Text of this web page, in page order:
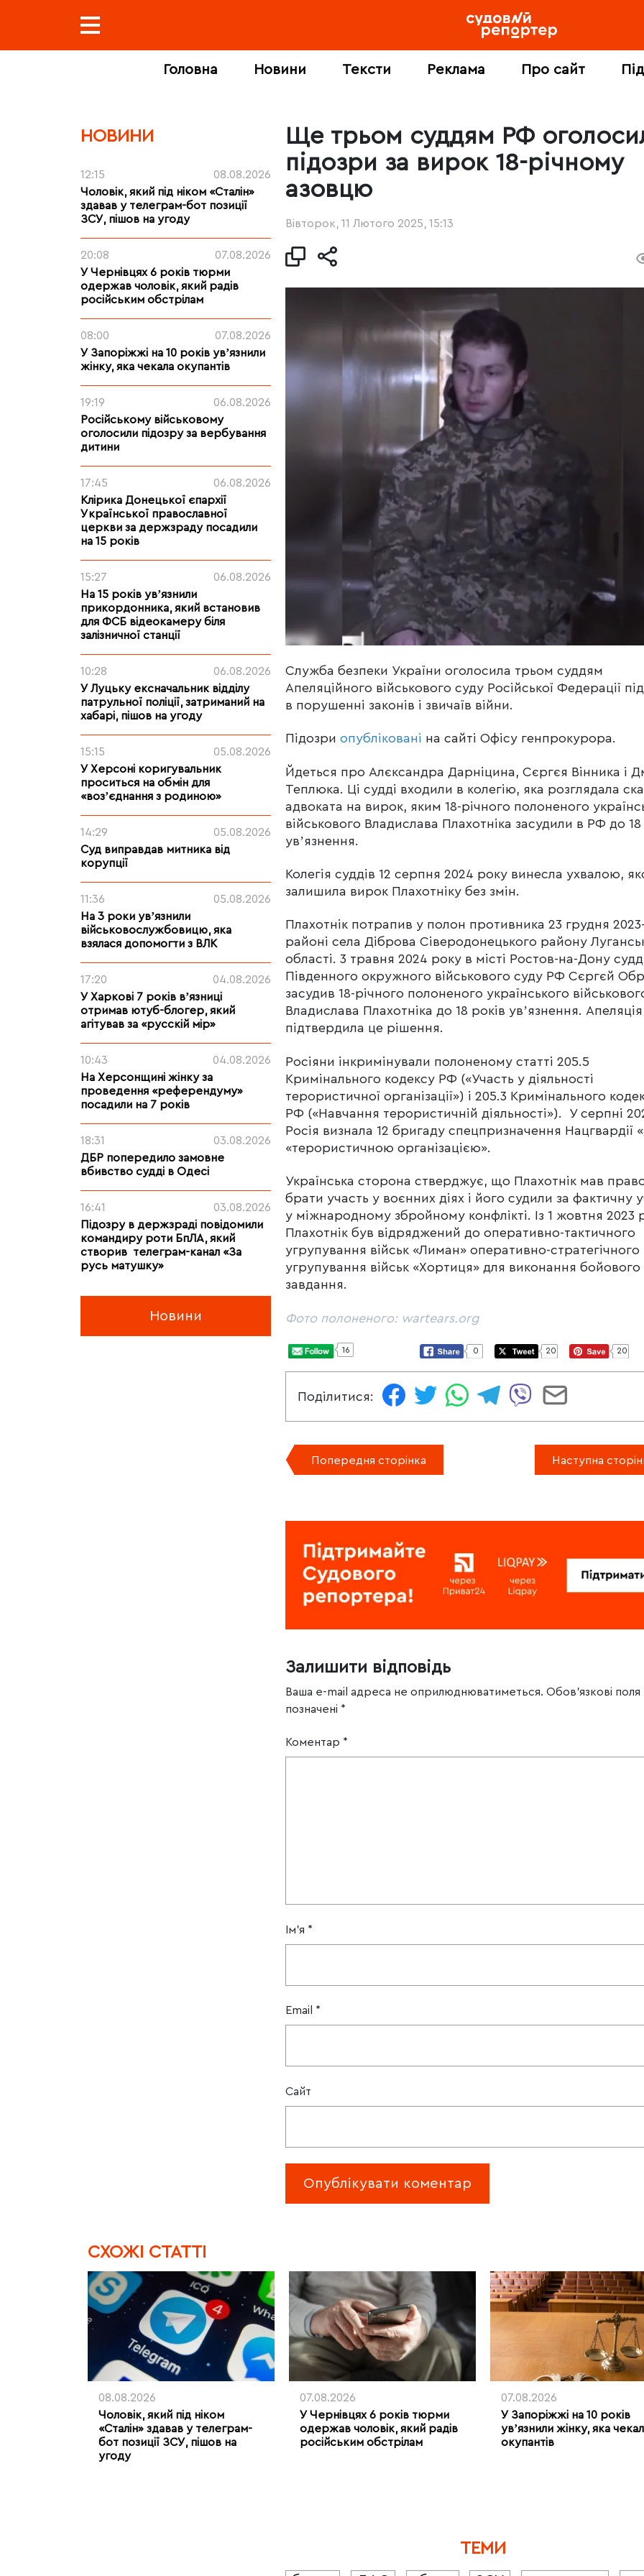
Головна Новини Тексти Реклама Про сайт
НОВИНИ
12:15
08.08.2026
Чоловік, який під ніком «Сталін»
здавав у телеграм-бот позиції
ЗСУ, пішов на угоду
20:08
07.08.2026
У Чернівцях 6 років тюрми
одержав чоловік, який радів
російським обстрілам
08:00
07.08.2026
У Запоріжжі на 10 років увʼязнили
жінку, яка чекала окупантів
19:19
06.08.2026
Російському військовому
оголосили підозру за вербування
дитини
17:45
06.08.2026
Клірика Донецької єпархії
Української православної
церкви за держзраду посадили
на 15 років
15:27
06.08.2026
На 15 років увʼязнили
прикордонника, який встановив
для ФСБ відеокамеру біля
залізничної станції
10:28
06.08.2026
У Луцьку ексначальник відділу
патрульної поліції, затриманий на
хабарі, пішов на угоду
15:15
05.08.2026
У Херсоні коригувальник
проситься на обмін для
«возʼєднання з родиною»
14:29
05.08.2026
Суд виправдав митника від
корупції
11:36
05.08.2026
На 3 роки увʼязнили
військовослужбовицю, яка
взялася допомогти з ВЛК
17:20
04.08.2026
У Харкові 7 років вʼязниці
отримав ютуб-блогер, який
агітував за «русскій мір»
10:43
04.08.2026
На Херсонщині жінку за
проведення «референдуму»
посадили на 7 років
18:31
03.08.2026
ДБР попередило замовне
вбивство судді в Одесі
16:41
03.08.2026
Підозру в держзраді повідомили
командиру роти БпЛА, який
створив телеграм-канал «За
русь матушку»
Новини
Ще трьом суддям РФ
підозри за вирок 18-річному
азовцю
Вівторок, 11 Лютого 2025, 15:13
Служба безпеки України оголосила трьом суддям
Апеляційного військового суду Російської Федерації
в порушенні законів і звичаїв війни.
Підозри опубліковані на сайті Офісу генпрокурора.
Йдеться про Алєксандра Дарніцина, Сєргєя Вінника і
Теплюка. Ці судді входили в колегію, яка розглядала
адвоката на вирок, яким 18-річного полоненого
військового Владислава Плахотніка засудили в РФ до 18
увʼязнення.
Колегія суддів 12 серпня 2024 року винесла ухвалою,
залишила вирок Плахотніку без змін.
Плахотнік потрапив у полон противника 23 грудня
районі села Діброва Сіверодонецького району
області. 3 травня 2024 року в місті Ростов-на-Дону
Південного окружного військового суду РФ Сєргєй
засудив 18-річного полоненого українського
Владислава Плахотніка до 18 років увʼязнення. Апеляція
підтвердила це рішення.
Росіяни інкримінували полоненому статті 205.5
Кримінального кодексу РФ («Участь у діяльності
терористичної організації») і 205.3 Кримінального
РФ («Навчання терористичній діяльності»). У серпні
Росія визнала 12 бригаду спецпризначення Нацгвардії
«терористичною організацією».
Українська сторона стверджує, що Плахотнік мав
брати участь у воєнних діях і його судили за фактичну
у міжнародному збройному конфлікті. Із 1 жовтня 2023
Плахотнік був відряджений до оперативно-тактичного
угрупування військ «Лиман» оперативно-стратегічного
угрупування військ «Хортиця» для виконання бойового
завдання.
Фото полоненого: wartears.org
16 0 20 20
Поділитися:
Попередня сторінка Наступна
Залишити відповідь
Ваша e-mail адреса не оприлюднюватиметься. Обов’язкові поля
позначені *
Коментар *
Ім'я *
Email *
Сайт
CХОЖІ СТАТТІ
08.08.2026
Чоловік, який під ніком
«Сталін» здавав у телеграм-
бот позиції ЗСУ, пішов на
угоду
07.08.2026
У Чернівцях 6 років тюрми
одержав чоловік, який радів
російським обстрілам
07.08.2026
У Запоріжжі на 10 років
увʼязнили жінку, яка
окупантів
ТЕМИ